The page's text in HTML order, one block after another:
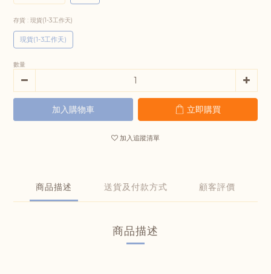
存貨 : 現貨(1-3工作天)
現貨(1-3工作天)
數量
加入購物車 立即購買
加入追蹤清單
商品描述 送貨及付款方式 顧客評價
商品描述